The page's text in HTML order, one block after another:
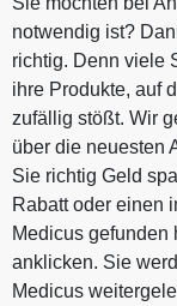
notwendig ist?
richtig. Denn viele
ihre Produkte, auf
zufällig stößt. Wir
über die neuesten
Sie richtig Geld
Rabatt oder einen
Medicus gefunden
anklicken. Sie
Medicus